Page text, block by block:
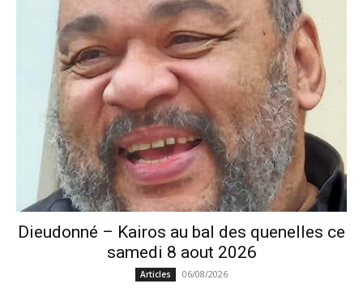
Dieudonné – Kairos au bal des quenelles ce
samedi 8 aout 2026
Articles 06/08/2026